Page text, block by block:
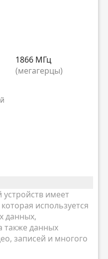
1866 МГц
(мегагерцы)
имеет
используется
данных,
также данных
записей и многого